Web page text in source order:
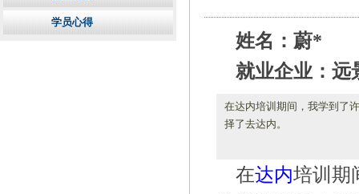
姓名：蔚*
就业企业：远
在达内培训期间，我学到了
择了去达内。
在达内培训期
学员心得